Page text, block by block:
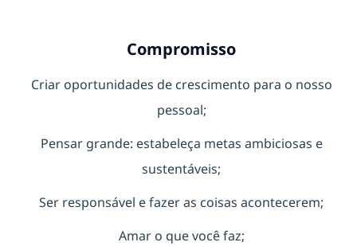
Compromisso
Criar oportunidades de crescimento para o nosso
pessoal;
Pensar grande: estabeleça metas ambiciosas e
sustentáveis;
Ser responsável e fazer as coisas acontecerem;
Amar o que você faz;